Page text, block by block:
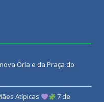
Orla e da Praça do
Atípicas
7 de